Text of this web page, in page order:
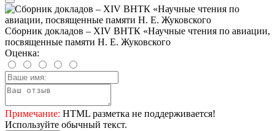
Сборник докладов – XIV ВНТК «Научные чтения по авиации,
посвященные памяти Н. Е. Жуковского
Оценка:
Примечание: HTML разметка не поддерживается!
Используйте обычный текст.